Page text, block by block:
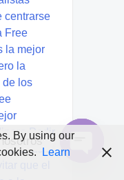
By using our
Learn